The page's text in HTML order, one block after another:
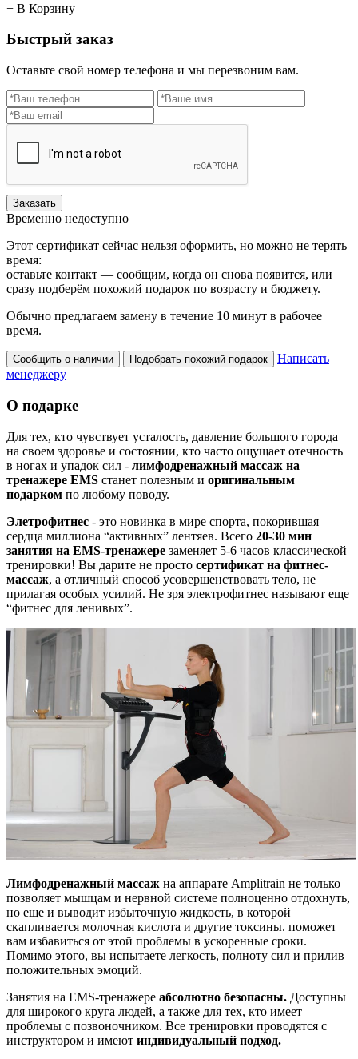
+ В Корзину
Быстрый заказ
Оставьте свой номер телефона и мы перезвоним вам.
Заказать
Временно недоступно
Этот сертификат сейчас нельзя оформить, но можно не терять
время:
оставьте контакт — сообщим, когда он снова появится, или
сразу подберём похожий подарок по возрасту и бюджету.
Обычно предлагаем замену в течение 10 минут в рабочее
время.
Сообщить о наличии Подобрать похожий подарок
Написать
менеджеру
О подарке
Для тех, кто чувствует усталость, давление большого города
на своем здоровье и состоянии, кто часто ощущает отечность
в ногах и упадок сил - лимфодренажный массаж на
тренажере EMS станет полезным и оригинальным
подарком по любому поводу.
Элетрофитнес - это новинка в мире спорта, покорившая
сердца миллиона “активных” лентяев. Всего 20-30 мин
занятия на EMS-тренажере заменяет 5-6 часов классической
тренировки! Вы дарите не просто сертификат на фитнес-
массаж, а отличный способ усовершенствовать тело, не
прилагая особых усилий. Не зря электрофитнес называют еще
“фитнес для ленивых”.
Лимфодренажный массаж на аппарате Аmplitrain не только
позволяет мышцам и нервной системе полноценно отдохнуть,
но еще и выводит избыточную жидкость, в которой
скапливается молочная кислота и другие токсины. поможет
вам избавиться от этой проблемы в ускоренные сроки.
Помимо этого, вы испытаете легкость, полноту сил и прилив
положительных эмоций.
Занятия на EMS-тренажере абсолютно безопасны. Доступны
для широкого круга людей, а также для тех, кто имеет
проблемы с позвоночником. Все тренировки проводятся с
инструктором и имеют индивидуальный подход.